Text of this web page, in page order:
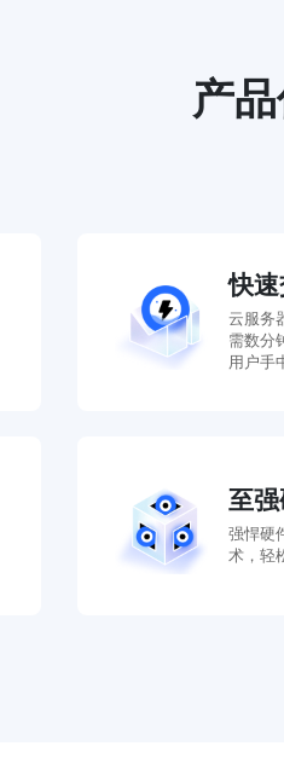
产
快
云服务
需数分
用户手
至
强悍硬
术，轻